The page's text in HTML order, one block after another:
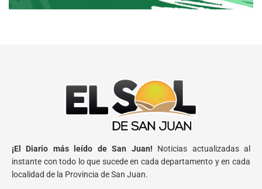
¡El Diario más leído de San Juan! Noticias actualizadas al
instante con todo lo que sucede en cada departamento y en cada
localidad de la Provincia de San Juan.